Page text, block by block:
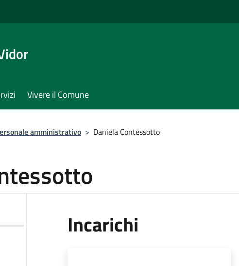
Vivere il Comune
amministrativo > Daniela Contessotto
Incarichi